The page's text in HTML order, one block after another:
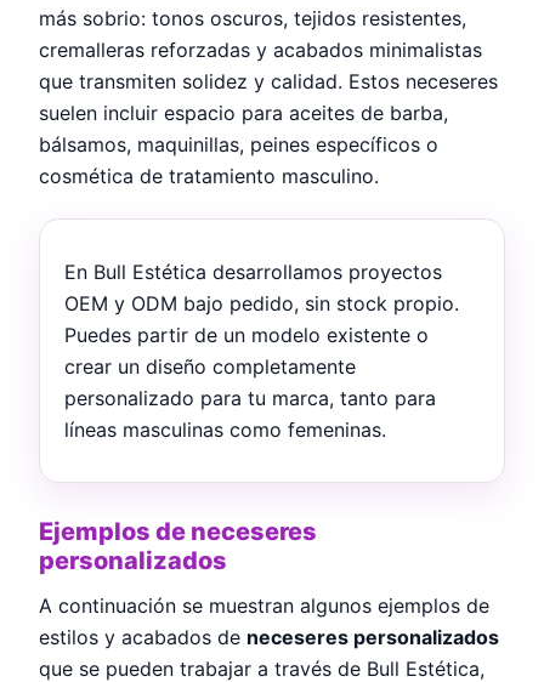
más sobrio: tonos oscuros, tejidos resistentes,
cremalleras reforzadas y acabados minimalistas
que transmiten solidez y calidad. Estos neceseres
suelen incluir espacio para aceites de barba,
bálsamos, maquinillas, peines específicos o
cosmética de tratamiento masculino.
En Bull Estética desarrollamos proyectos
OEM y ODM bajo pedido, sin stock propio.
Puedes partir de un modelo existente o
crear un diseño completamente
personalizado para tu marca, tanto para
líneas masculinas como femeninas.
Ejemplos de neceseres
personalizados
A continuación se muestran algunos ejemplos de
estilos y acabados de neceseres personalizados
que se pueden trabajar a través de Bull Estética,